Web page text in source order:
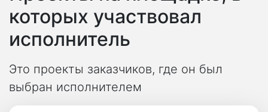
которых участвовал
исполнитель
Это проекты заказчиков, где он был
выбран исполнителем